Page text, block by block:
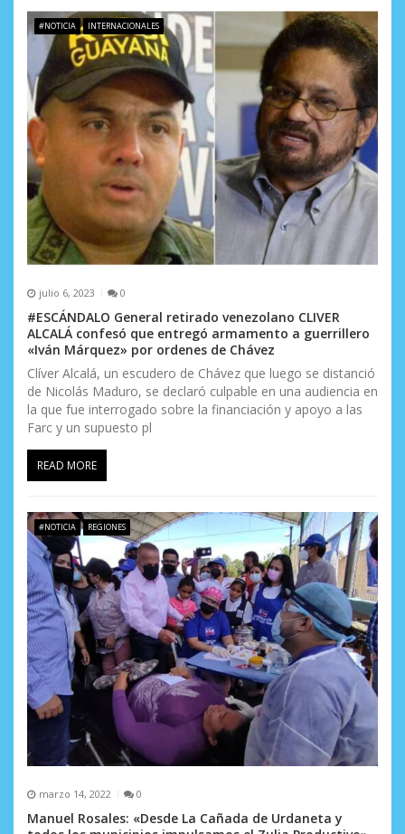
e
t
r
a
d
a
s
#NOTICIA INTERNACIONALES
julio 6, 2023 0
#ESCÁNDALO General retirado venezolano CLIVER
ALCALÁ confesó que entregó armamento a guerrillero
«Iván Márquez» por ordenes de Chávez
Clíver Alcalá, un escudero de Chávez que luego se distanció
de Nicolás Maduro, se declaró culpable en una audiencia en
la que fue interrogado sobre la financiación y apoyo a las
Farc y un supuesto pl
READ MORE
#NOTICIA REGIONES
marzo 14, 2022 0
Manuel Rosales: «Desde La Cañada de Urdaneta y